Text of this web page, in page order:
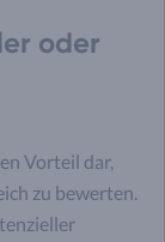
oder
Vorteil dar,
zu bewerten.